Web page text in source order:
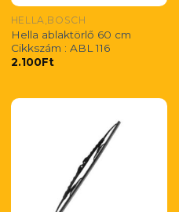
HELLA,BOSCH
Hella ablaktörlő 60 cm
Cikkszám : ABL 116
2.100Ft